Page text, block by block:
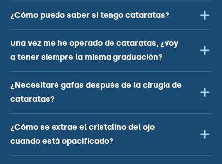
¿Cómo puedo saber si tengo cataratas?
Una vez me he operado de cataratas, ¿voy
a tener siempre la misma graduación?
¿Necesitaré gafas después de la cirugía de
cataratas?
¿Cómo se extrae el cristalino del ojo
cuando está opacificado?